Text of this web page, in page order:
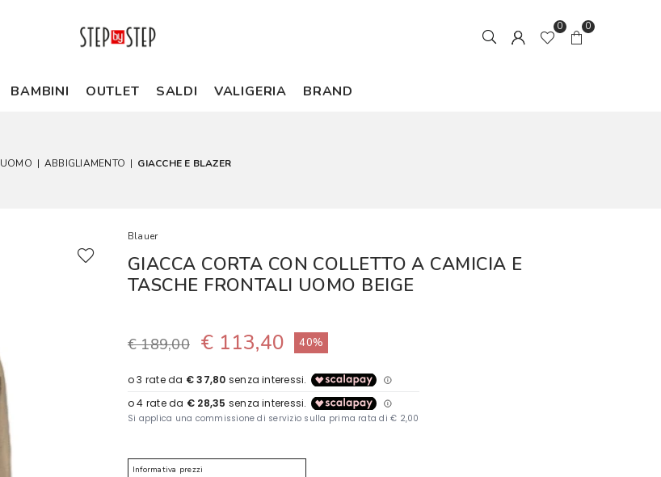
0 0
BAMBINI OUTLET SALDI VALIGERIA BRAND
UOMO | ABBIGLIAMENTO | GIACCHE E BLAZER
Blauer
GIACCA CORTA CON COLLETTO A CAMICIA E
TASCHE FRONTALI UOMO BEIGE
€ 189,00 € 113,40 40%
Informativa prezzi